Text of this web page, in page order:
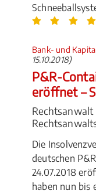
Bank- und
15.10.2018)
P&R-
eröffnet –
Rechtsanwalt
Die
deutschen
24.07.2018
haben nun bis